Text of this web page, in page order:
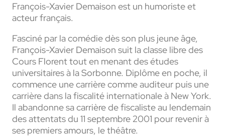
François-Xavier Demaison est un humoriste et
acteur français.
Fasciné par la comédie dès son plus jeune âge,
François-Xavier Demaison suit la classe libre des
Cours Florent tout en menant des études
universitaires à la Sorbonne. Diplôme en poche, il
commence une carrière comme auditeur puis une
carrière dans la fiscalité internationale à New York.
Il abandonne sa carrière de fiscaliste au lendemain
des attentats du 11 septembre 2001 pour revenir à
ses premiers amours, le théâtre.